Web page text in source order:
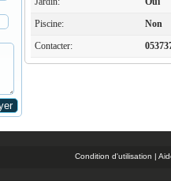
Piscine:
Non
Contacter:
Condition d'utilisation |